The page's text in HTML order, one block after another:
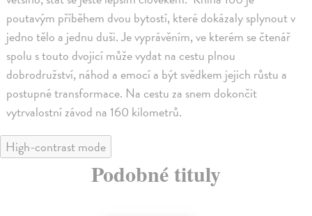
poutavým příběhem dvou bytostí, které dokázaly splynout v
jedno tělo a jednu duši. Je vyprávěním, ve kterém se čtenář
spolu s touto dvojicí může vydat na cestu plnou
dobrodružství, náhod a emocí a být svědkem jejich růstu a
postupné transformace. Na cestu za snem dokončit
vytrvalostní závod na 160 kilometrů.
High-contrast mode
Podobné tituly